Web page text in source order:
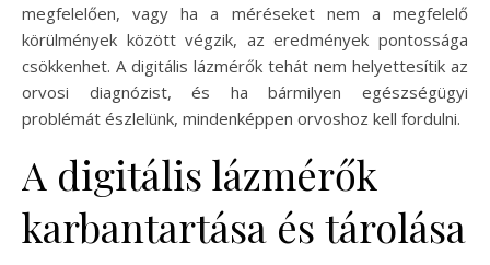
megfelelően, vagy ha a méréseket nem a megfelelő
körülmények között végzik, az eredmények pontossága
csökkenhet. A digitális lázmérők tehát nem helyettesítik az
orvosi diagnózist, és ha bármilyen egészségügyi
problémát észlelünk, mindenképpen orvoshoz kell fordulni.
A digitális lázmérők
karbantartása és tárolása